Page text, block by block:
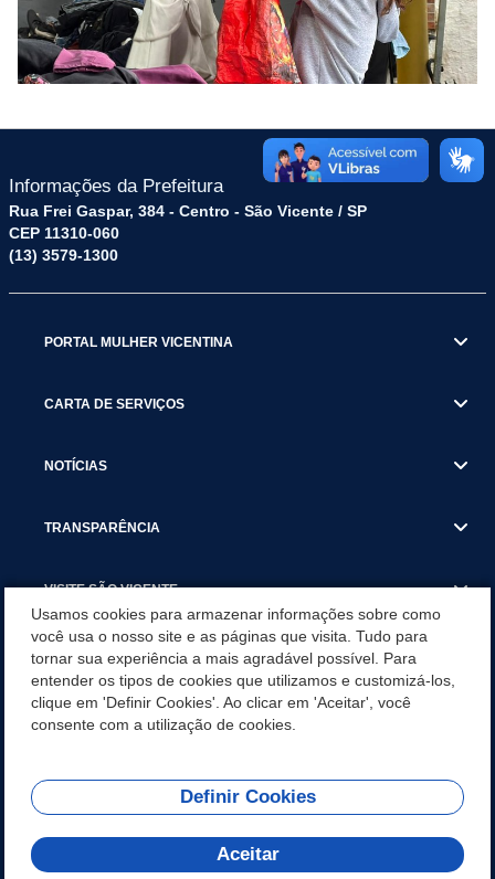
Informações da Prefeitura
Rua Frei Gaspar, 384 - Centro - São Vicente / SP
CEP 11310-060
(13) 3579-1300
PORTAL MULHER VICENTINA
CARTA DE SERVIÇOS
NOTÍCIAS
TRANSPARÊNCIA
VISITE SÃO VICENTE
SÃO VICENTE REFORÇA REDE DE PROTEÇÃO ÀS MULHERES
DURANTE O AGOSTO LILÁS COM AÇÕES DE
CONSCIENTIZAÇÃO E ACOLHIMENTO
REDES SOCIAIS
Usamos cookies para armazenar informações sobre como
você usa o nosso site e as páginas que visita. Tudo para
tornar sua experiência a mais agradável possível. Para
entender os tipos de cookies que utilizamos e customizá-los,
clique em 'Definir Cookies'. Ao clicar em 'Aceitar', você
consente com a utilização de cookies.
Definir Cookies
Aceitar
Olá! Como
posso te ajudar?